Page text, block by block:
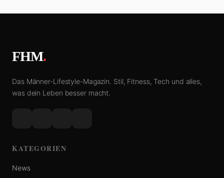
FHM.
Das Männer-Lifestyle-Magazin. Stil, Fitness, Tech und alles,
was dein Leben besser macht.
KATEGORIEN
News